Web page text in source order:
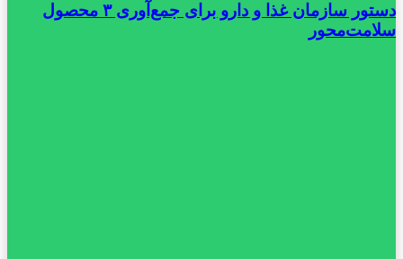
دستور سازمان غذا و دارو برای جمع‌آوری ۳ محصول
سلامت‌محور